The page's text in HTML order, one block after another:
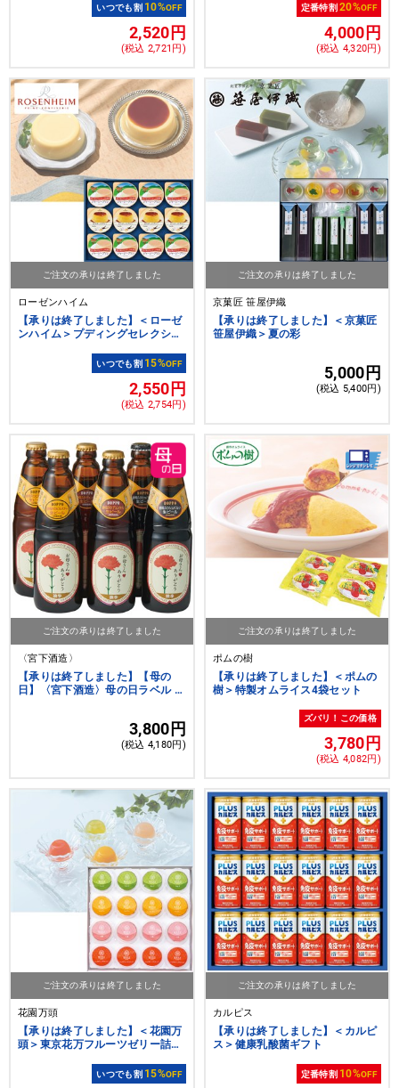
いつでも割 10%OFF
2,520円
(税込 2,721円)
定番特割20%OFF
4,000円
(税込 4,320円)
ご注文の承りは終了しました
ローゼンハイム
【承りは終了しました】＜ローゼ
ンハイム＞プディングセレクショ
いつでも割 15%OFF
2,550円
(税込 2,754円)
ご注文の承りは終了しました
京菓匠 笹屋伊織
【承りは終了しました】＜京菓匠
笹屋伊織＞夏の彩
5,000円
(税込 5,400円)
ご注文の承りは終了しました
〈宮下酒造〉
【承りは終了しました】【母の
日】〈宮下酒造〉母の日ラベル 独
3,800円
(税込 4,180円)
ご注文の承りは終了しました
ポムの樹
【承りは終了しました】＜ポムの
樹＞特製オムライス4袋セット
ズバリ！この価格
3,780円
(税込 4,082円)
ご注文の承りは終了しました
花園万頭
【承りは終了しました】＜花園万
頭＞東京花万フルーツゼリー詰合
いつでも割 15%OFF
ご注文の承りは終了しました
カルピス
【承りは終了しました】＜カルピ
ス＞健康乳酸菌ギフト
定番特割 10%OFF